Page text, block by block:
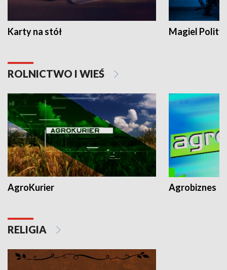
Karty na stół Magiel
ROLNICTWO I WIEŚ
AgroKurier Agrobiznes
RELIGIA